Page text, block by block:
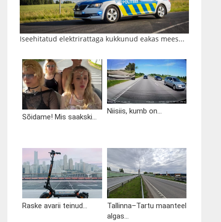
Iseehitatud elektrirattaga kukkunud eakas mees...
Sõidame! Mis saakski...
Niisiis, kumb on...
Raske avarii teinud...
Tallinna–Tartu maanteel
algas...